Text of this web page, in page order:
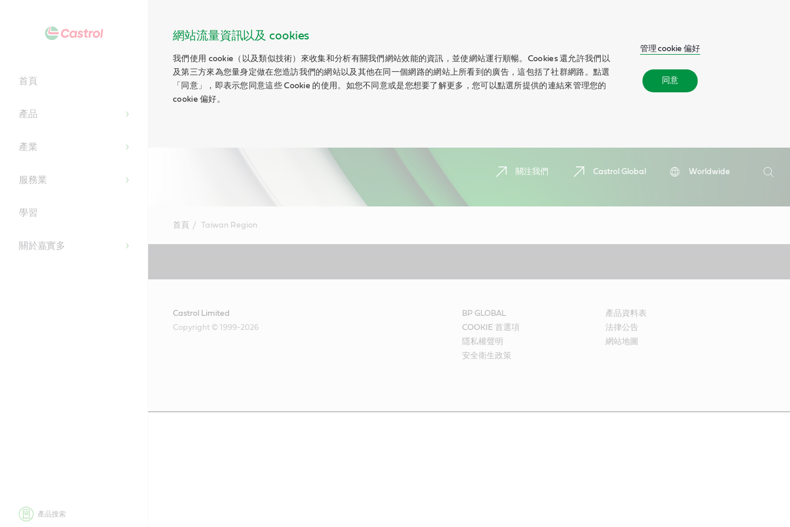
網站流量資訊以及 cookies
我們使用 cookie（以及類似技術）來收集和分析有關我們網站效能的資訊，並使網站運行順暢。Cookies 還允許我們以
及第三方來為您量身定做在您造訪我們的網站以及其他在同一個網路的網站上所看到的廣告，這包括了社群網路。點選
「同意」，即表示您同意這些 Cookie 的使用。如您不同意或是您想要了解更多，您可以點選所提供的連結來管理您的
cookie 偏好。
管理 cookie 偏好
同意
關注我們 Castrol Global
Worldwide
搜
首頁
產品
產業
服務業
學習
關於嘉實多
產品搜索
首頁 Taiwan Region
Castrol Limited
Copyright © 1999-2026
BP GLOBAL
產品資料表
COOKIE 首選項
法律公告
隱私權聲明
網站地圖
安全衛生政策